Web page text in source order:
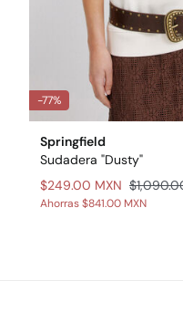
-77%
Springfield
Sudadera "Dusty"
$249.00 MXN
Ahorras$841.00 MXN